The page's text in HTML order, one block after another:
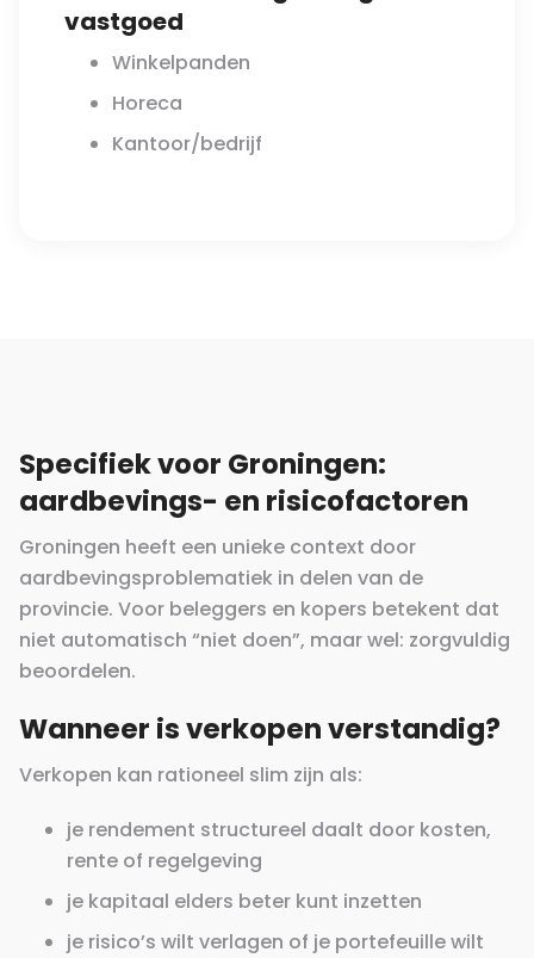
vastgoed
Winkelpanden
Horeca
Kantoor/bedrijf
Specifiek voor Groningen:
aardbevings- en risicofactoren
Groningen heeft een unieke context door
aardbevingsproblematiek in delen van de
provincie. Voor beleggers en kopers betekent dat
niet automatisch “niet doen”, maar wel: zorgvuldig
beoordelen.
Wanneer is verkopen verstandig?
Verkopen kan rationeel slim zijn als:
je rendement structureel daalt door kosten,
rente of regelgeving
je kapitaal elders beter kunt inzetten
je risico’s wilt verlagen of je portefeuille wilt